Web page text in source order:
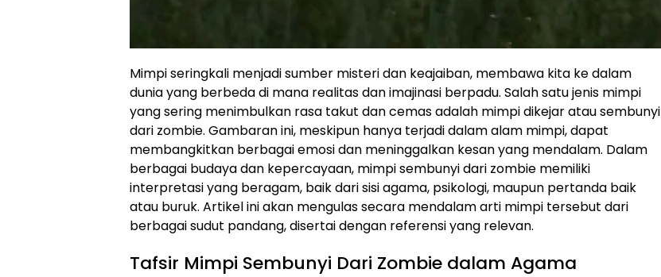
Mimpi seringkali menjadi sumber misteri dan keajaiban, membawa kita ke dalam
dunia yang berbeda di mana realitas dan imajinasi berpadu. Salah satu jenis mimpi
yang sering menimbulkan rasa takut dan cemas adalah mimpi dikejar atau sembunyi
dari zombie. Gambaran ini, meskipun hanya terjadi dalam alam mimpi, dapat
membangkitkan berbagai emosi dan meninggalkan kesan yang mendalam. Dalam
berbagai budaya dan kepercayaan, mimpi sembunyi dari zombie memiliki
interpretasi yang beragam, baik dari sisi agama, psikologi, maupun pertanda baik
atau buruk. Artikel ini akan mengulas secara mendalam arti mimpi tersebut dari
berbagai sudut pandang, disertai dengan referensi yang relevan.
Tafsir Mimpi Sembunyi Dari Zombie dalam Agama